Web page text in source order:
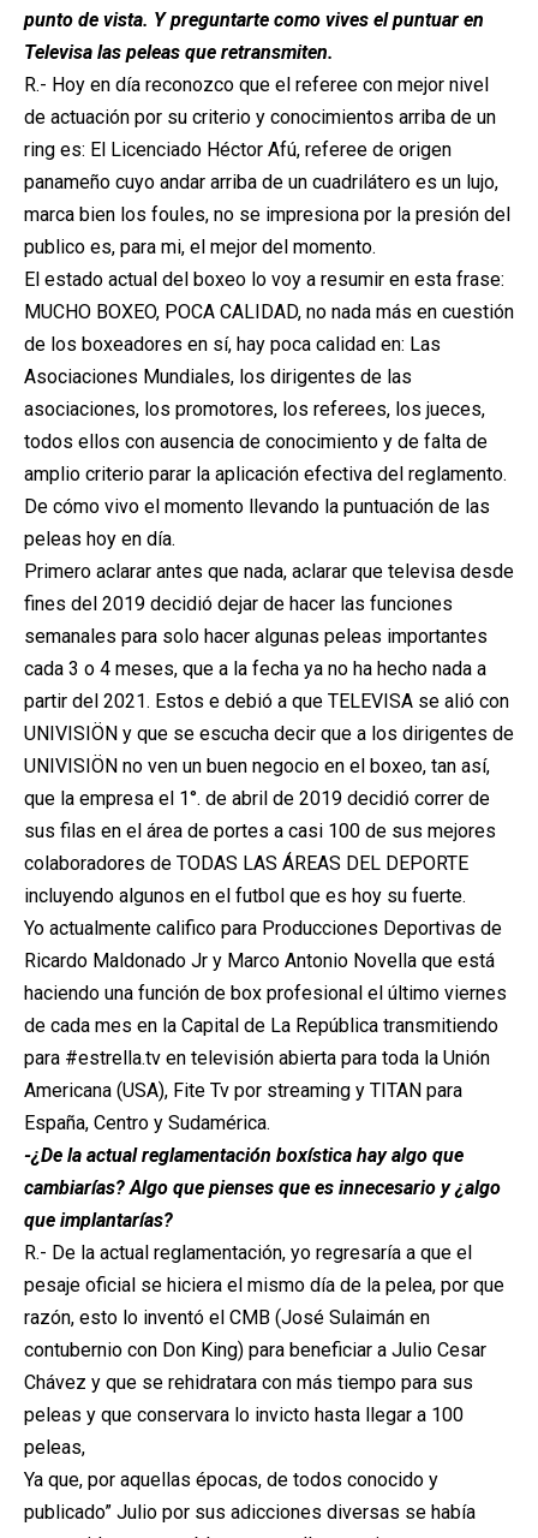
punto de vista. Y preguntarte como vives el puntuar en
Televisa las peleas que retransmiten.
R.- Hoy en día reconozco que el referee con mejor nivel
de actuación por su criterio y conocimientos arriba de un
ring es: El Licenciado Héctor Afú, referee de origen
panameño cuyo andar arriba de un cuadrilátero es un lujo,
marca bien los foules, no se impresiona por la presión del
publico es, para mi, el mejor del momento.
El estado actual del boxeo lo voy a resumir en esta frase:
MUCHO BOXEO, POCA CALIDAD, no nada más en cuestión
de los boxeadores en sí, hay poca calidad en: Las
Asociaciones Mundiales, los dirigentes de las
asociaciones, los promotores, los referees, los jueces,
todos ellos con ausencia de conocimiento y de falta de
amplio criterio parar la aplicación efectiva del reglamento.
De cómo vivo el momento llevando la puntuación de las
peleas hoy en día.
Primero aclarar antes que nada, aclarar que televisa desde
fines del 2019 decidió dejar de hacer las funciones
semanales para solo hacer algunas peleas importantes
cada 3 o 4 meses, que a la fecha ya no ha hecho nada a
partir del 2021. Estos e debió a que TELEVISA se alió con
UNIVISIÖN y que se escucha decir que a los dirigentes de
UNIVISIÖN no ven un buen negocio en el boxeo, tan así,
que la empresa el 1°. de abril de 2019 decidió correr de
sus filas en el área de portes a casi 100 de sus mejores
colaboradores de TODAS LAS ÁREAS DEL DEPORTE
incluyendo algunos en el futbol que es hoy su fuerte.
Yo actualmente califico para Producciones Deportivas de
Ricardo Maldonado Jr y Marco Antonio Novella que está
haciendo una función de box profesional el último viernes
de cada mes en la Capital de La República transmitiendo
para #estrella.tv en televisión abierta para toda la Unión
Americana (USA), Fite Tv por streaming y TITAN para
España, Centro y Sudamérica.
-¿De la actual reglamentación boxística hay algo que
cambiarías? Algo que pienses que es innecesario y ¿algo
que implantarías?
R.- De la actual reglamentación, yo regresaría a que el
pesaje oficial se hiciera el mismo día de la pelea, por que
razón, esto lo inventó el CMB (José Sulaimán en
contubernio con Don King) para beneficiar a Julio Cesar
Chávez y que se rehidratara con más tiempo para sus
peleas y que conservara lo invicto hasta llegar a 100
peleas,
Ya que, por aquellas épocas, de todos conocido y
publicado” Julio por sus adicciones diversas se había